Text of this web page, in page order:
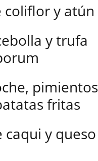
coliflor y atún
y trufa
pimientos
fritas
caqui y queso